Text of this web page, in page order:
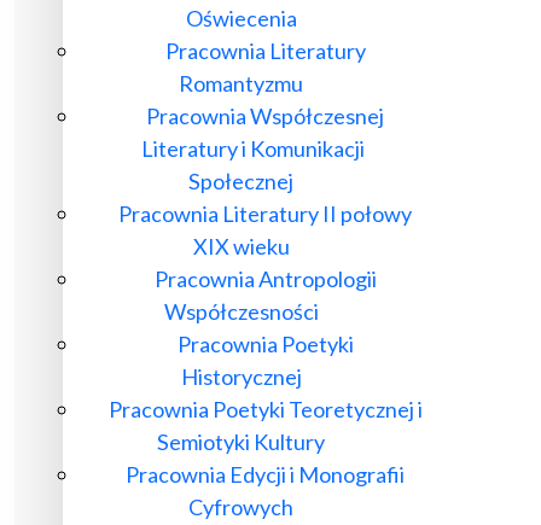
Oświecenia
Pracownia Literatury
Romantyzmu
Pracownia Współczesnej
Literatury i Komunikacji
Społecznej
Pracownia Literatury II połowy
XIX wieku
Pracownia Antropologii
Współczesności
Pracownia Poetyki
Historycznej
Pracownia Poetyki Teoretycznej i
Semiotyki Kultury
Pracownia Edycji i Monografii
Cyfrowych